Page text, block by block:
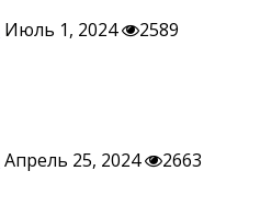
Июль 1, 2024 2589
Апрель 25, 2024 2663